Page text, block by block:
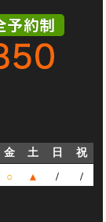
金 土 日 祝
○ ▲ / /